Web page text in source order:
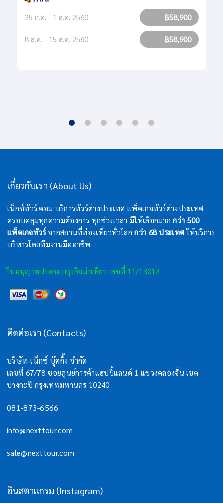
25 ก.ค. - 1 ส.ค. 2560 ฿58,900
8 ส.ค. - 15 ส.ค. 2560 ฿58,900
เกี่ยวกับเรา (About Us)
เน็กซ์ทัวร์.คอม บริการทัวร์ต่างประเทศ แพ็คเกจทัวร์ต่างประเทศ
ครอบคลุมทุกความต้องการ ทุกช่วงเวลา มีให้เลือกมากกว่า 500
แพ็คเกจทัวร์จากสถานที่ท่องเที่ยวทั่วโลกกว่า 68 ประเทศให้บริการ
บริหารโดยทีมงานมืออาชีพ
ใบอนุญาตประกอบธุรกิจนำเที่ยว เลขที่ 11/13014
ติดต่อเรา (Contacts)
บริษัท เน็กซ์ บุ๊คกิ้ง จำกัด
เลขที่ 67/78 ซอยศูนย์การค้าแฮปปี้แลนด์ 1 แขวงคลองจั่น เขต
บางกะปิ กรุงเทพมหานคร 10240
081-873-6566
info@nexttour.com
sale@nexttour.com
อินสตาแกรม (Instagram)